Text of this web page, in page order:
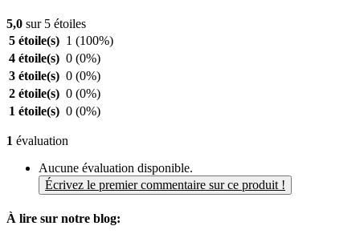
5,0 sur 5 étoiles
5 étoile(s) 1 (100%)
4 étoile(s) 0 (0%)
3 étoile(s) 0 (0%)
2 étoile(s) 0 (0%)
1 étoile(s) 0 (0%)
1 évaluation
Aucune évaluation disponible.
Écrivez le premier commentaire sur ce produit !
À lire sur notre blog: